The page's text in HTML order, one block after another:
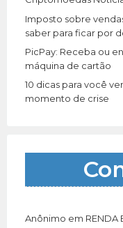
Imposto sobre
saber para ficar por
PicPay: Receba ou
máquina de cartão
10 dicas para você
momento de crise
Anônimo em RENDA